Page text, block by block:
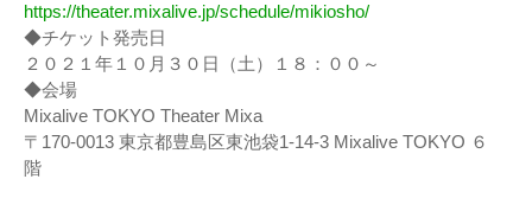
https://theater.mixalive.jp/schedule/mikiosho/
◆チケット発売日
２０２１年１０月３０日（土）１８：００～
◆会場
Mixalive TOKYO Theater Mixa
〒170-0013 東京都豊島区東池袋1-14-3 Mixalive TOKYO ６
階